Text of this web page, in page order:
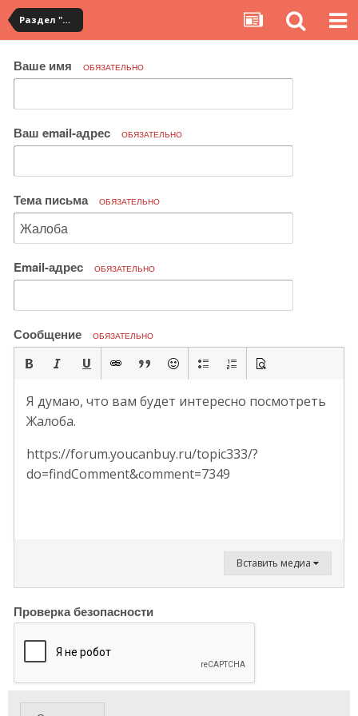
Раздел "Мои посылки" на сервисе YouCanBuy
Ваше имя ОБЯЗАТЕЛЬНО
Ваш email-адрес ОБЯЗАТЕЛЬНО
Тема письма ОБЯЗАТЕЛЬНО
Email-адрес ОБЯЗАТЕЛЬНО
Сообщение ОБЯЗАТЕЛЬНО
Я думаю, что вам будет интересно посмотреть
Жалоба.
https://forum.youcanbuy.ru/topic333/?
do=findComment&comment=7349
Вставить медиа
Проверка безопасности